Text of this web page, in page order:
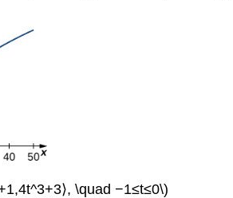
\quad −1≤t≤0\)